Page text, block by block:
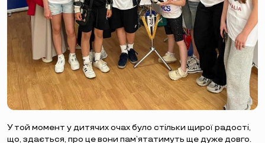
У той момент у дитячих очах було стільки щирої радості,
що, здається, про це вони пам’ятатимуть ще дуже довго.